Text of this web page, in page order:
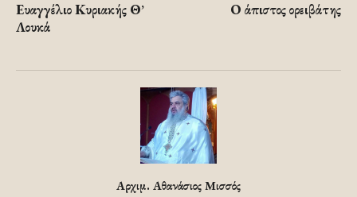
Ευαγγέλιο Κυριακής Θ’
Λουκά
Ο άπιστος ορειβάτης
Αρχιμ. Αθανάσιος Μισσός